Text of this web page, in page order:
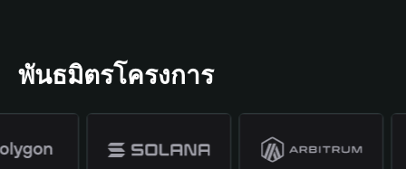
พันธมิตรโครงการ